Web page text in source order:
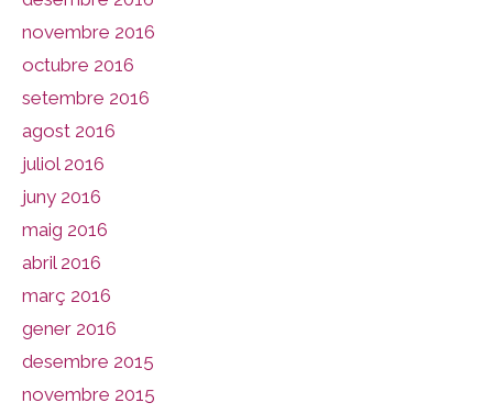
novembre 2016
octubre 2016
setembre 2016
agost 2016
juliol 2016
juny 2016
maig 2016
abril 2016
març 2016
gener 2016
desembre 2015
novembre 2015